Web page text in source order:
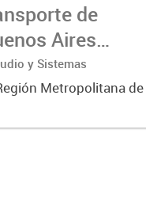
de
Aires
y Sistemas
Metropolitana de